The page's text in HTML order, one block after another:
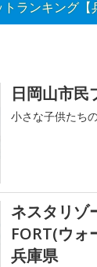
ランキング【
日岡山市民
小さな子供たち
ネスタリゾ
FORT(ウォ
兵庫県